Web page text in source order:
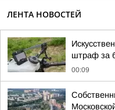
ЛЕНТА НОВОСТЕЙ
штраф за
00:09